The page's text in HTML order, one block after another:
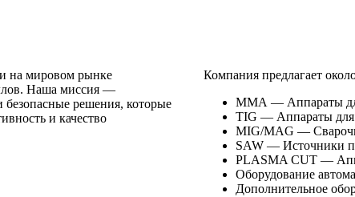
на мировом рынке
Наша миссия —
безопасные решения, которые
и качество
Компания предлагает
ММА — Аппараты
TIG — Аппараты для
MIG/MAG —
SAW — Источники
PLASMA CUT —
Оборудование
Дополнительное